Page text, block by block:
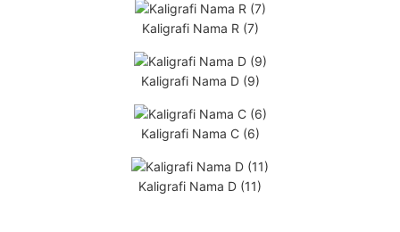
Kaligrafi Nama R (7)
Kaligrafi Nama D (9)
Kaligrafi Nama C (6)
Kaligrafi Nama D (11)